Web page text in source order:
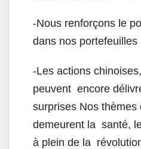
-Nous renforçons le
dans nos portefeuilles
-Les actions
peuvent encore
surprises Nos thèmes
demeurent la santé,
à plein de la